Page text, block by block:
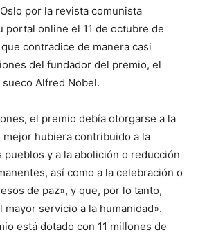
por la revista comunista
portal online el 11 de octubre de
contradice de manera casi
del fundador del premio, el
Alfred Nobel.
el premio debía otorgarse a la
mejor hubiera contribuido a la
y a la abolición o reducción
así como a la celebración o
de paz», y que, por lo tanto,
mayor servicio a la humanidad».
está dotado con 11 millones de